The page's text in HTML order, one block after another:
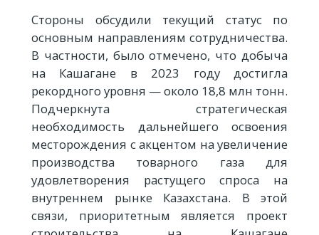
Стороны обсудили текущий статус по
основным направлениям сотрудничества.
В частности, было отмечено, что добыча
на Кашагане в 2023 году достигла
рекордного уровня — около 18,8 млн тонн.
Подчеркнута стратегическая
необходимость дальнейшего освоения
месторождения с акцентом на увеличение
производства товарного газа для
удовлетворения растущего спроса на
внутреннем рынке Казахстана. В этой
связи, приоритетным является проект